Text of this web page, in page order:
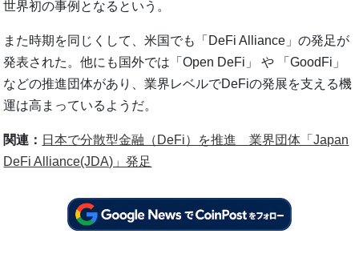
世界初の事例となるという。
また時期を同じくして、米国でも「DeFi Alliance」の発足が
発表された。他にも国外では「Open DeFi」 や 「GoodFi」
などの推進団体があり、業界レベルでDeFiの発展を支える機
運は高まっているようだ。
関連： 日本で分散型金融（DeFi）を推進 業界団体「Japan
DeFi Alliance(JDA)」発足